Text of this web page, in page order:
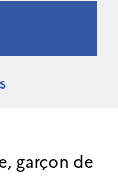
garçon de